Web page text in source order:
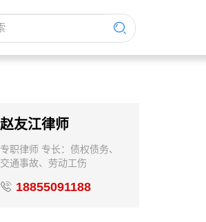
赵友江律师
专职律师 专长：债权债务、
交通事故、劳动工伤
18855091188